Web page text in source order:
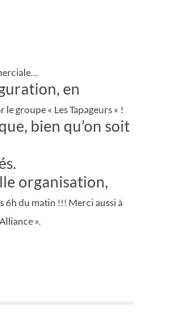
en
groupe « Les Tapageurs » !
bien qu’on soit
organisation,
6h du matin !!! Merci aussi à
».